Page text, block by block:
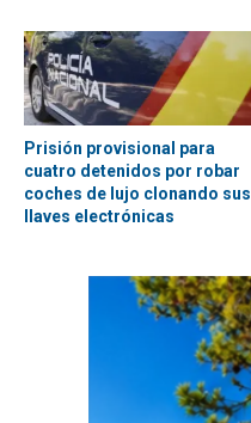
Prisión provisional para
cuatro detenidos por robar
coches de lujo clonando sus
llaves electrónicas